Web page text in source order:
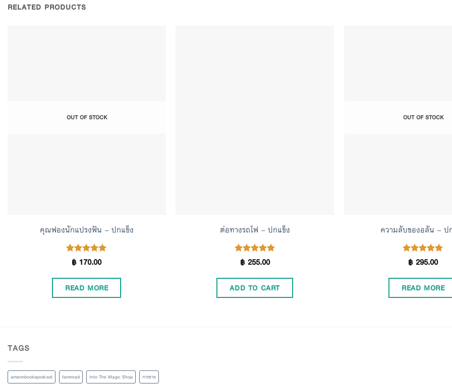
RELATED PRODUCTS
OUT OF STOCK
คุณฟองนักแปรงฟัน – ปกแข็ง
Rated5.00
฿170.00
READ MORE
ต่อทางรถไฟ – ปกแข็ง
Rated5.00
฿255.00
ADD TO CART
OUT OF STOCK
ความลับของอลัน – ป
Rated4.90
฿295.00
READ MORE
TAGS
amarinbookspodcast famiread Into The Magic Shop การขาย